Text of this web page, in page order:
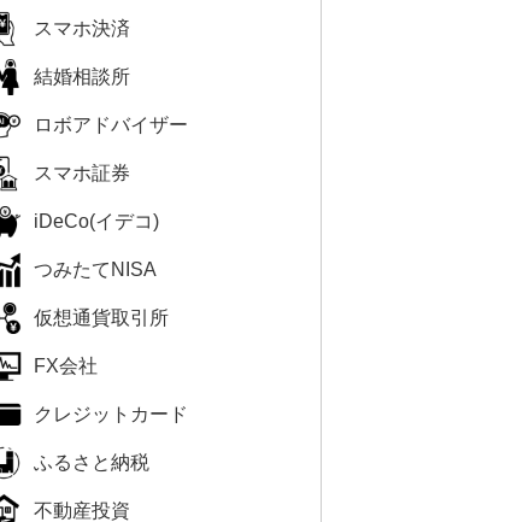
スマホ決済
結婚相談所
ロボアドバイザー
スマホ証券
iDeCo(イデコ)
つみたてNISA
仮想通貨取引所
FX会社
クレジットカード
ふるさと納税
不動産投資